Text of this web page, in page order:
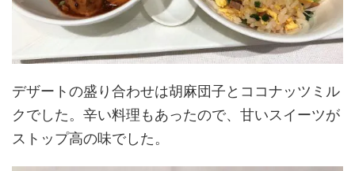
デザートの盛り合わせは胡麻団子とココナッツミル
クでした。辛い料理もあったので、甘いスイーツが
ストップ高の味でした。